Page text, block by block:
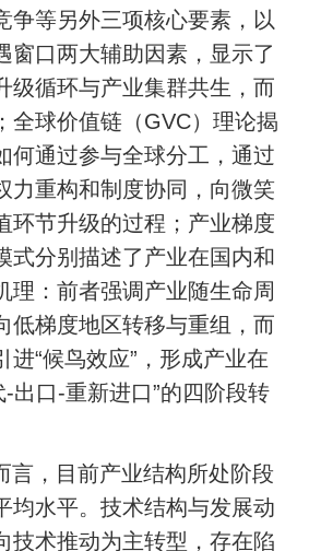
争等另外三项核心要素，以
窗口两大辅助因素，显示了
级循环与产业集群共生‌，而
全球价值链（GVC）理论揭
何通过参与全球分工，通过
力重构和制度协同，向微笑
环节升级的过程；产业梯度
式分别描述了产业在国内和
理：前者强调产业随生命周
低梯度地区转移与重组，而
进“候鸟效应”，形成产业在
-出口-重新进口”的四阶段转
言，目前产业结构所处阶段
均水平。技术结构与发展动
技术推动为主转型，存在陷